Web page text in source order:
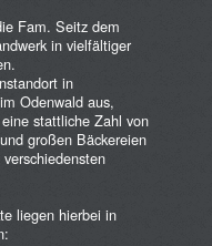
Fam. Seitz dem
in vielfältiger
in
Odenwald aus,
stattliche Zahl von
großen Bäckereien
liegen hierbei in